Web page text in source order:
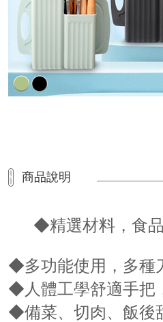
商品說明
◆精選材料，食
◆多功能使用，多種
◆人體工學舒適手把
◆備菜、切肉、飯後